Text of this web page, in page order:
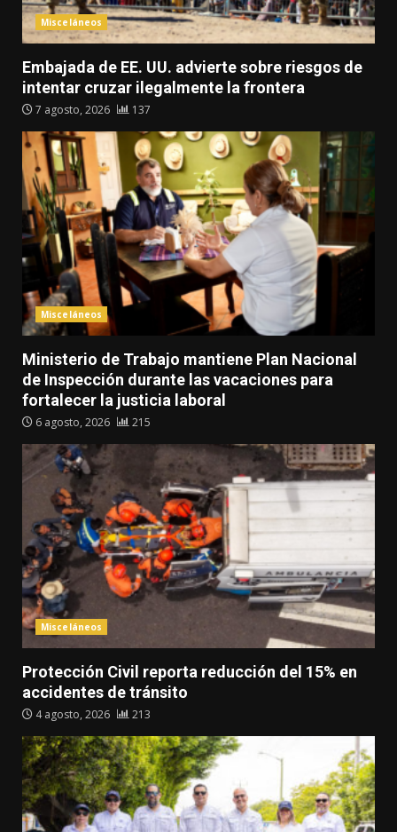
Misceláneos
Embajada de EE. UU. advierte sobre riesgos de
intentar cruzar ilegalmente la frontera
7 agosto, 2026 137
Misceláneos
Ministerio de Trabajo mantiene Plan Nacional
de Inspección durante las vacaciones para
fortalecer la justicia laboral
6 agosto, 2026 215
Misceláneos
Protección Civil reporta reducción del 15% en
accidentes de tránsito
4 agosto, 2026 213